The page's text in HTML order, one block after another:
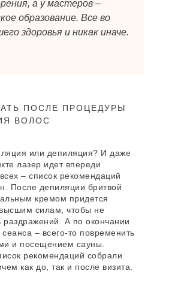
ПОСЛЕ ПРОЦЕДУРЫ
ВОЛОС
или депиляция? И даже
лазер идет впереди
– список рекомендаций
После депиляции бритвой
кремом придется
высшим силам, чтобы не
раздражений. А по окончании
сеанса – всего-то повременить
и посещением сауны.
рекомендаций собрали
как до, так и после визита.
а у мастеров –
образование. Все во
здоровья и никак иначе.
онлайн